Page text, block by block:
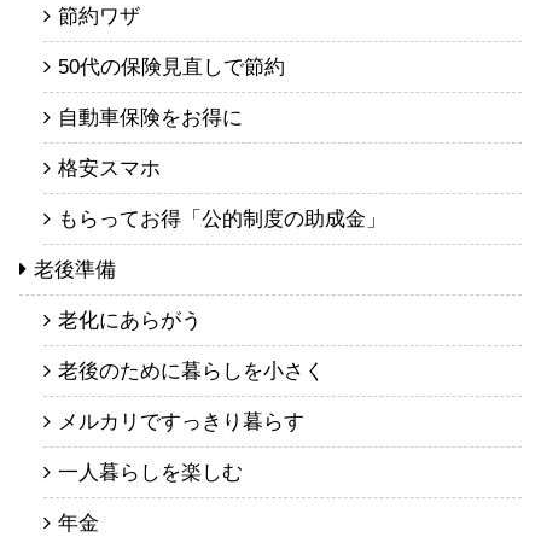
節約ワザ
50代の保険見直しで節約
自動車保険をお得に
格安スマホ
もらってお得「公的制度の助成金」
老後準備
老化にあらがう
老後のために暮らしを小さく
メルカリですっきり暮らす
一人暮らしを楽しむ
年金